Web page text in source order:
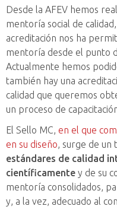
Desde la AFEV hemos
mentoría social de
acreditación nos ha
mentoría desde el punto
Actualmente hemos
también hay una
calidad que queremos
un proceso de
El Sello MC, en el que
en su diseño, surge de un
estándares de calidad
científicamente y de su
mentoría consolidados,
y, a la vez, adecuado al